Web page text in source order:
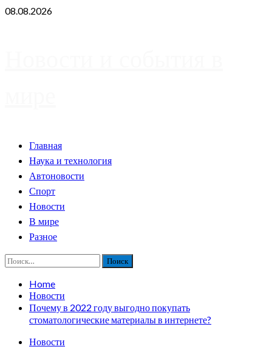
Skip
08.08.2026
PrimaryГлавная
Наука и технология
Автоновости
Спорт
Новости
В мире
Разное
Найти:
Home
Новости
Почему в 2022 году выгодно покупать
стоматологические материалы в интернете?
Новости